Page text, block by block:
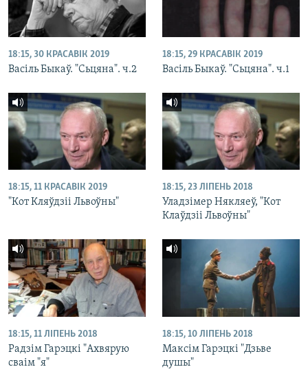
18:15, 30 КРАСАВІК 2019
Васіль Быкаў. "Сьцяна". ч.2
18:15, 29 КРАСАВІК 2019
Васіль Быкаў. "Сьцяна". ч.1
18:15, 11 КРАСАВІК 2019
"Кот Кляўдзіі Львоўны"
18:15, 23 ЛІПЕНЬ 2018
Уладзімер Някляеў, "Кот
Клаўдзіі Львоўны"
18:15, 11 ЛІПЕНЬ 2018
Радзім Гарэцкі "Ахвярую
сваім "я"
18:15, 10 ЛІПЕНЬ 2018
Максім Гарэцкі "Дзьве
душы"